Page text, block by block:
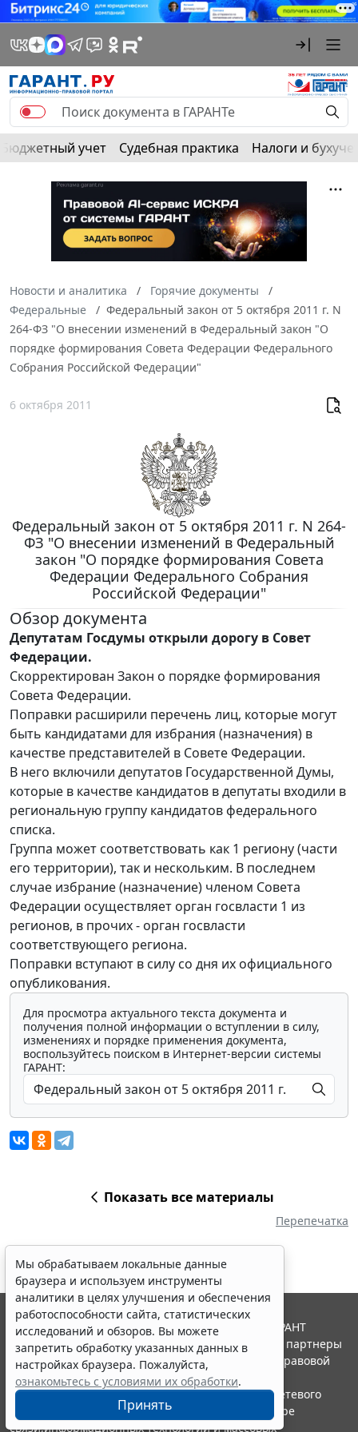
Бюджетный учет Судебная практика Налоги и
Новости и аналитика
Горячие документы
Федеральные
Федеральный закон от 5 октября 2011 г. N
264-ФЗ "О внесении изменений в Федеральный закон "О
порядке формирования Совета Федерации Федерального
Собрания Российской Федерации"
6 октября 2011
Федеральный закон от 5 октября 2011 г. N 264-
ФЗ "О внесении изменений в Федеральный
закон "О порядке формирования Совета
Федерации Федерального Собрания
Российской Федерации"
Обзор документа
Депутатам Госдумы открыли дорогу в Совет
Федерации.
Скорректирован Закон о порядке формирования
Совета Федерации.
Поправки расширили перечень лиц, которые могут
быть кандидатами для избрания (назначения) в
качестве представителей в Совете Федерации.
В него включили депутатов Государственной Думы,
которые в качестве кандидатов в депутаты входили в
региональную группу кандидатов федерального
списка.
Группа может соответствовать как 1 региону (части
его территории), так и нескольким. В последнем
случае избрание (назначение) членом Совета
Федерации осуществляет орган госвласти 1 из
регионов, в прочих - орган госвласти
соответствующего региона.
Поправки вступают в силу со дня их официального
опубликования.
Для просмотра актуального текста документа и
получения полной информации о вступлении в силу,
изменениях и порядке применения документа,
воспользуйтесь поиском в Интернет-версии системы
ГАРАНТ:
Показать все материалы
Перепечатка
Мы обрабатываем локальные данные
браузера и используем инструменты
аналитики в целях улучшения и обеспечения
работоспособности сайта, статистических
исследований и обзоров. Вы можете
запретить обработку указанных данных в
настройках браузера. Пожалуйста,
ознакомьтесь с условиями их обработки.
Принять
© ООО "НПП "ГАРАНТ-СЕРВИС", 2026. Система ГАРАНТ
выпускается с 1990 года. Компания "Гарант" и ее партнеры
являются участниками Российской ассоциации правовой
информации ГАРАНТ.
Портал ГАРАНТ.РУ зарегистрирован в качестве сетевого
издания Федеральной службой по надзору в сфере
связи,информационных технологий и массовых